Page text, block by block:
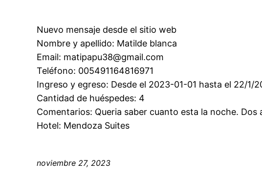
Nuevo mensaje desde el sitio web
Nombre y apellido: Matilde blanca
Email: matipapu38@gmail.com
Teléfono: 005491164816971
Ingreso y egreso: Desde el 2023-01-01 hasta el 22/1/
Cantidad de huéspedes: 4
Comentarios: Queria saber cuanto esta la noche. Dos
Hotel: Mendoza Suites
noviembre 27, 2023